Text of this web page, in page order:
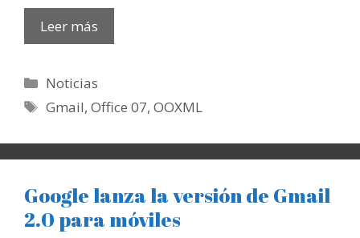
Leer más
Categorías
Noticias
Etiquetas
Gmail,Office 07,OOXML
Google lanza la versión de Gmail
2.0 para móviles